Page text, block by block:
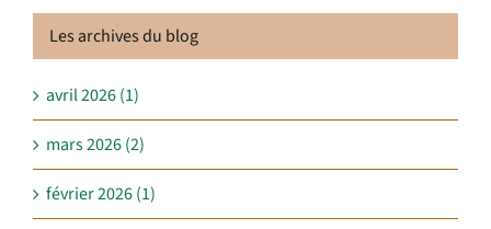
Les archives du blog
avril 2026 (1)
mars 2026 (2)
février 2026 (1)